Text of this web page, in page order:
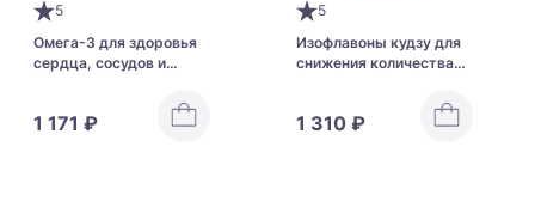
5
Омега-3 для здоровья
сердца, сосудов и
1 171 ₽
5
Изофлавоны кудзу для
снижения количества
1 310 ₽